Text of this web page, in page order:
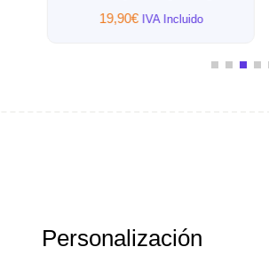
19,90€ IVA Incluido
Personalización